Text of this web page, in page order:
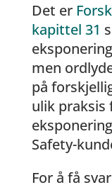
Det er
kapittel 31
men
på
ulik praksis
Safety-
For å få